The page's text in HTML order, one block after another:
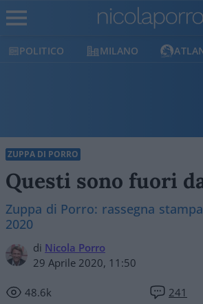
MILANO ATLANTICO
ZUPPA DI PORRO
Questi sono fuori
Zuppa di Porro: rassegna
2020
di Nicola Porro
29 Aprile 2020, 11:50
48.6k 241